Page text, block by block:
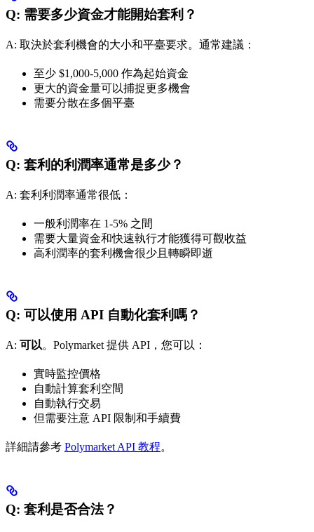
Q: 需要多少資金才能開始套利？
A: 取決於套利機會的大小和平臺要求。通常建議：
至少 $1,000-5,000 作為起始資金
更大的資金量可以捕捉更多機會
需要分散在多個平臺
Q: 套利的利潤率通常是多少？
A: 套利利潤率通常很低：
一般利潤率在 1-5% 之間
需要大量資金和快速執行才能獲得可觀收益
高利潤率的套利機會很少且轉瞬即逝
Q: 可以使用 API 自動化套利嗎？
A: 可以。Polymarket 提供 API，您可以：
實時監控價格
自動計算套利空間
自動執行交易
但需要注意 API 限制和手續費
詳細請參考 Polymarket API 教程。
Q: 套利是否合法？